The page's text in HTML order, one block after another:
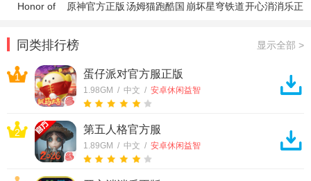
Honor of
原神官方正版汤姆猫跑酷国 崩坏星穹铁道开心消消乐正
同类排行榜 显示全部 >
1 蛋仔派对官方服正版
1.98GM / 中文 / 安卓休闲益智
2 第五人格官方服
1.89GM / 中文 / 安卓休闲益智